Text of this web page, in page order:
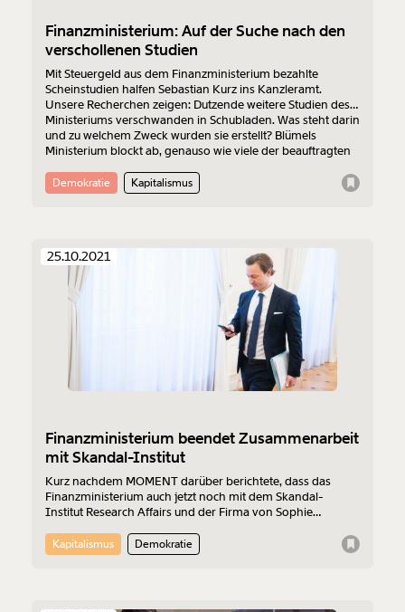
Finanzministerium: Auf der Suche nach den
verschollenen Studien
Mit Steuergeld aus dem Finanzministerium bezahlte
Scheinstudien halfen Sebastian Kurz ins Kanzleramt.
Unsere Recherchen zeigen: Dutzende weitere Studien des
Ministeriums verschwanden in Schubladen. Was steht darin
und zu welchem Zweck wurden sie erstellt? Blümels
Ministerium blockt ab, genauso wie viele der beauftragten
Demokratie Kapitalismus
25.10.2021
Finanzministerium beendet Zusammenarbeit
mit Skandal-Institut
Kurz nachdem MOMENT darüber berichtete, dass das
Finanzministerium auch jetzt noch mit dem Skandal-
Institut Research Affairs und der Firma von Sophie
Ministerium die Reißleine. Die Verträge über zwei laufende
Studien werden storniert.
Kapitalismus Demokratie